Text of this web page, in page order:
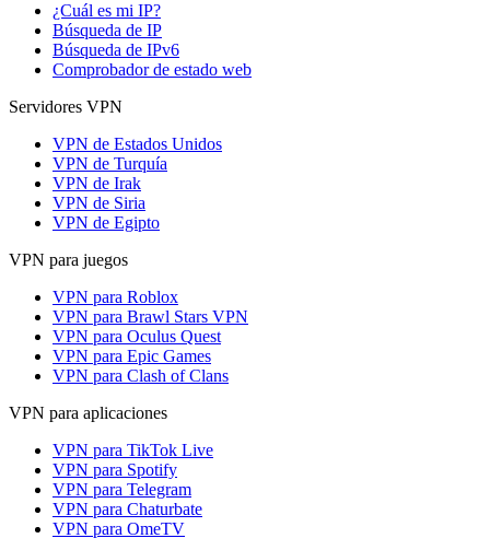
¿Cuál es mi IP?
Búsqueda de IP
Búsqueda de IPv6
Comprobador de estado web
Servidores VPN
VPN de Estados Unidos
VPN de Turquía
VPN de Irak
VPN de Siria
VPN de Egipto
VPN para juegos
VPN para Roblox
VPN para Brawl Stars VPN
VPN para Oculus Quest
VPN para Epic Games
VPN para Clash of Clans
VPN para aplicaciones
VPN para TikTok Live
VPN para Spotify
VPN para Telegram
VPN para Chaturbate
VPN para OmeTV